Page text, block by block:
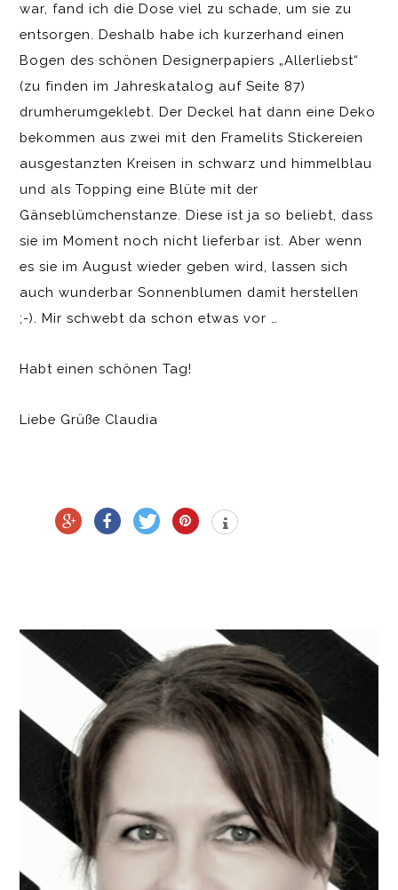
war, fand ich die Dose viel zu schade, um sie zu
entsorgen. Deshalb habe ich kurzerhand einen
Bogen des schönen Designerpapiers „Allerliebst“
(zu finden im Jahreskatalog auf Seite 87)
drumherumgeklebt. Der Deckel hat dann eine Deko
bekommen aus zwei mit den Framelits Stickereien
ausgestanzten Kreisen in schwarz und himmelblau
und als Topping eine Blüte mit der
Gänseblümchenstanze. Diese ist ja so beliebt, dass
sie im Moment noch nicht lieferbar ist. Aber wenn
es sie im August wieder geben wird, lassen sich
auch wunderbar Sonnenblumen damit herstellen
;-). Mir schwebt da schon etwas vor …
Habt einen schönen Tag!
Liebe Grüße Claudia